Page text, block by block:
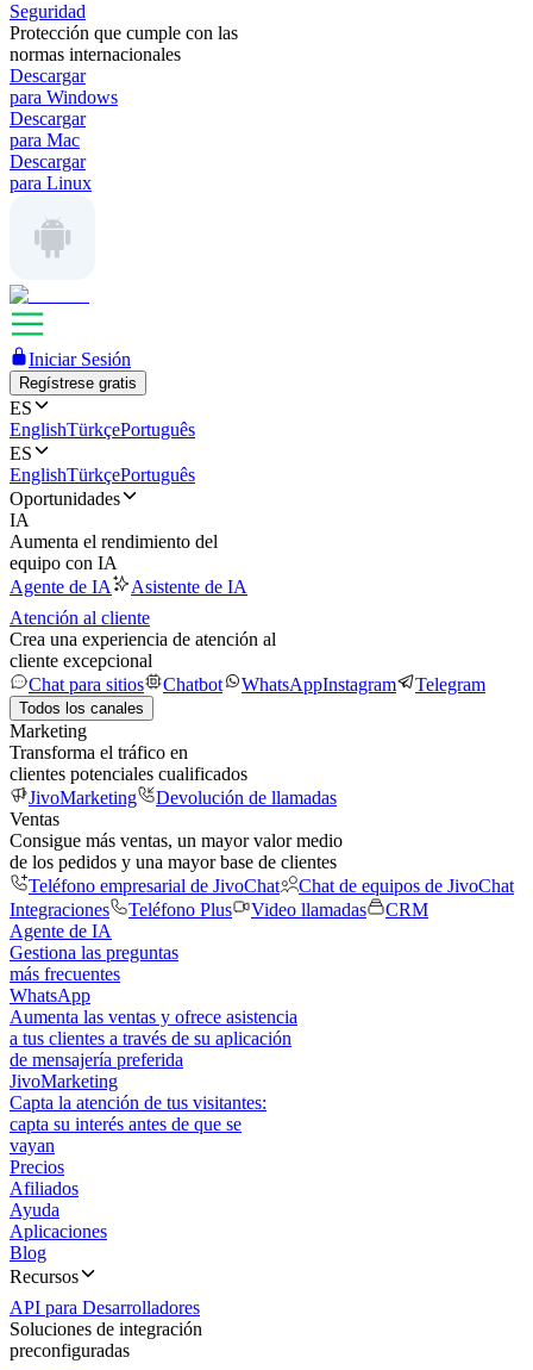
Seguridad
Protección que cumple con las
normas internacionales
Descargar
para Windows
Descargar
para Mac
Descargar
para Linux
Iniciar Sesión
Regístrese gratis
ES
EnglishTürkçePortuguês
ES
EnglishTürkçePortuguês
Oportunidades
IA
Aumenta el rendimiento del
equipo con IA
Agente de IA
Asistente de IA
Atención al cliente
Crea una experiencia de atención al
cliente excepcional
Chat para sitios
Chatbot WhatsAppInstagram Telegram
Todos los canales
Marketing
Transforma el tráfico en
clientes potenciales cualificados
JivoMarketing
Devolución de llamadas
Ventas
Consigue más ventas, un mayor valor medio
de los pedidos y una mayor base de clientes
Teléfono empresarial de JivoChat
Chat de equipos de JivoChat
Integraciones
Teléfono Plus Video llamadas
CRM
Agente de IA
Gestiona las preguntas
más frecuentes
WhatsApp
Aumenta las ventas y ofrece asistencia
a tus clientes a través de su aplicación
de mensajería preferida
JivoMarketing
Capta la atención de tus visitantes:
capta su interés antes de que se
vayan
Precios
Afiliados
Ayuda
Aplicaciones
Blog
Recursos
API para Desarrolladores
Soluciones de integración
preconfiguradas